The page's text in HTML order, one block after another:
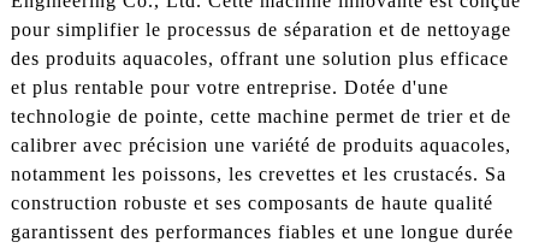
pour simplifier le processus de séparation et de nettoyage
des produits aquacoles, offrant une solution plus efficace
et plus rentable pour votre entreprise. Dotée d'une
technologie de pointe, cette machine permet de trier et de
calibrer avec précision une variété de produits aquacoles,
notamment les poissons, les crevettes et les crustacés. Sa
construction robuste et ses composants de haute qualité
garantissent des performances fiables et une longue durée